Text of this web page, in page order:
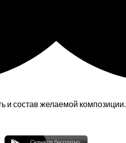
и состав желаемой композиции.